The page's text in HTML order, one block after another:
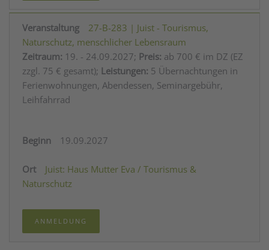
27-B-283 | Juist - Tourismus,
Naturschutz, menschlicher Lebensraum
Zeitraum: 19. - 24.09.2027; Preis: ab 700 € im DZ (EZ
zzgl. 75 € gesamt); Leistungen: 5 Übernachtungen in
Ferienwohnungen, Abendessen, Seminargebühr,
Leihfahrrad
19.09.2027
Juist: Haus Mutter Eva / Tourismus &
Naturschutz
ANMELDUNG